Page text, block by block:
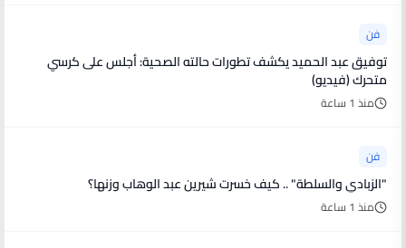
فن
توفيق عبد الحميد يكشف تطورات حالته الصحية: أجلس على كرسي
متحرك (فيديو)
منذ 1 ساعة
فن
"الزبادي والسلطة" .. كيف خسرت شيرين عبد الوهاب وزنها؟
منذ 1 ساعة